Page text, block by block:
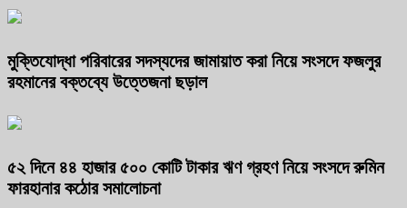
মুক্তিযোদ্ধা পরিবারের সদস্যদের জামায়াত করা নিয়ে সংসদে ফজলুর
রহমানের বক্তব্যে উত্তেজনা ছড়াল
৫২ দিনে ৪৪ হাজার ৫০০ কোটি টাকার ঋণ গ্রহণ নিয়ে সংসদে রুমিন
ফারহানার কঠোর সমালোচনা